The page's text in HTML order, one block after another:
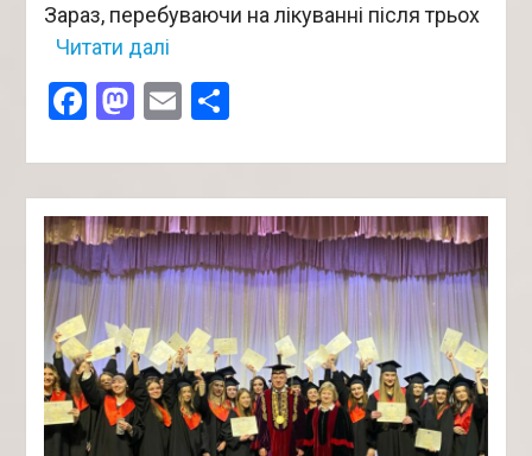
Зараз, перебуваючи на лікуванні після трьох
Читати далі
Facebook
Mastodon
EmailПоділитися